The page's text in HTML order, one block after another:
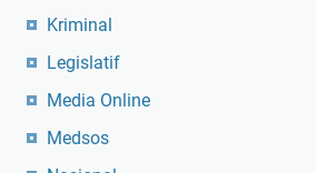
Kriminal
Legislatif
Media Online
Medsos